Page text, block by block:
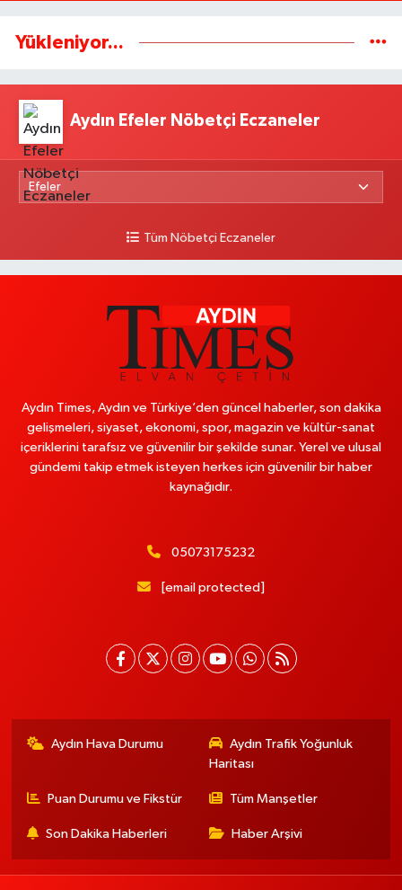
Yükleniyor...
Aydın Efeler Nöbetçi Eczaneler
Tüm Nöbetçi Eczaneler
Aydın Times, Aydın ve Türkiye’den güncel haberler, son dakika
gelişmeleri, siyaset, ekonomi, spor, magazin ve kültür-sanat
içeriklerini tarafsız ve güvenilir bir şekilde sunar. Yerel ve ulusal
gündemi takip etmek isteyen herkes için güvenilir bir haber
kaynağıdır.
05073175232
[email protected]
Aydın Hava Durumu
Aydın Trafik Yoğunluk
Haritası
Puan Durumu ve Fikstür Tüm Manşetler
Son Dakika Haberleri Haber Arşivi